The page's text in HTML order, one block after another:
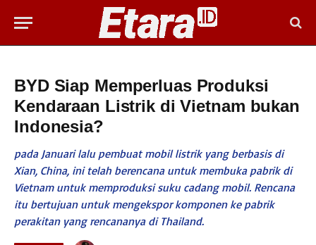
BYD Siap Memperluas Produksi
Kendaraan Listrik di Vietnam bukan
Indonesia?
pada Januari lalu pembuat mobil listrik yang berbasis di
Xian, China, ini telah berencana untuk membuka pabrik di
Vietnam untuk memproduksi suku cadang mobil. Rencana
itu bertujuan untuk mengekspor komponen ke pabrik
perakitan yang rencananya di Thailand.